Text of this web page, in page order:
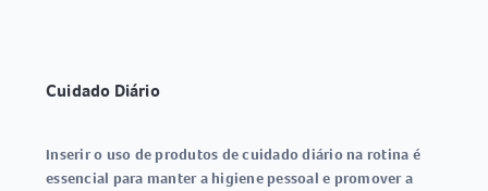
Cuidado Diário
Inserir o uso de produtos de cuidado diário na rotina é
essencial para manter a higiene pessoal e promover a